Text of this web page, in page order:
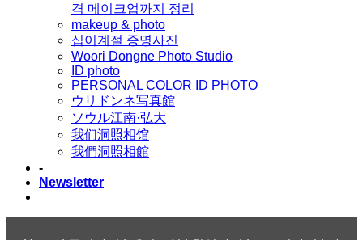
격 메이크업까지 정리
makeup & photo
십이계절 증명사진
Woori Dongne Photo Studio
ID photo
PERSONAL COLOR ID PHOTO
ウリドンネ写真館
ソウル江南·弘大
我们洞照相馆
我們洞照相館
-
Newsletter